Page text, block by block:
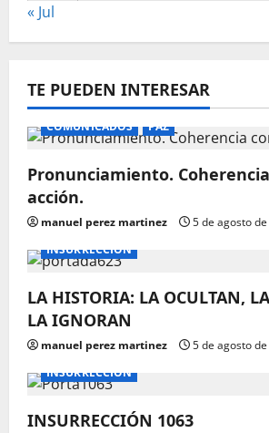
« Jul
TE PUEDEN INTERESAR
COMUNICADOS PAZ
Pronunciamiento.
acción.
manuel perez martinez 5 de agosto
INSURRECCIÓN
LA HISTORIA: LA OCULTAN,
LA IGNORAN
manuel perez martinez 5 de agosto
INSURRECCIÓN
INSURRECCIÓN 1063